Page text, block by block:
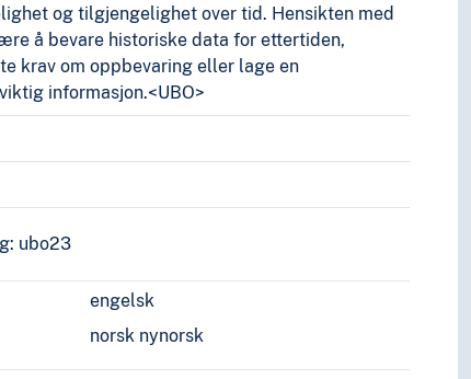
og tilgjengelighet over tid. Hensikten med
å bevare historiske data for ettertiden,
krav om oppbevaring eller lage en
informasjon.<UBO>
ubo23
engelsk
norsk nynorsk